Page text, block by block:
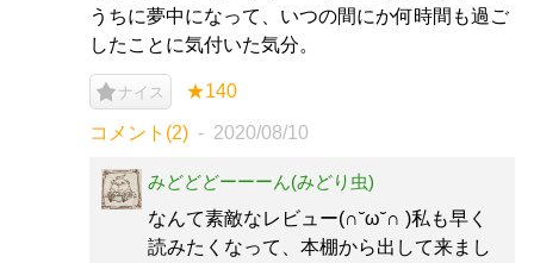
うちに夢中になって、いつの間にか何時間も過ご
したことに気付いた気分。
ナイス ★140
コメント(2) 2020/08/10
みどどどーーーん(みどり虫)
なんて素敵なレビュー(∩˘ω˘∩ )私も早く
読みたくなって、本棚から出して来まし